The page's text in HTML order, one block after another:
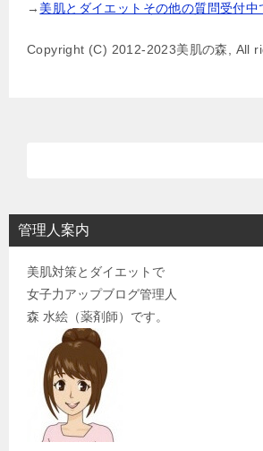
→ 美肌とダイエットその他の質問受付中
Copyright (C) 2012-2023美肌の森, All
管理人案内
美肌対策とダイエットで
女子力アップブログ管理人
森 水絵（薬剤師）です。